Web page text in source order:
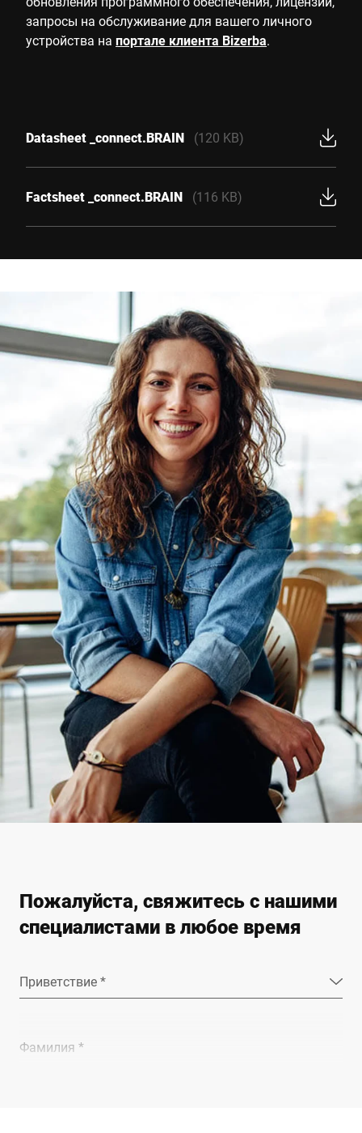
запросы на обслуживание для вашего личного
устройства на портале клиента Bizerba.
Datasheet _connect.BRAIN (120 KB)
Factsheet _connect.BRAIN (116 KB)
Пожалуйста, свяжитесь с нашими
специалистами в любое время
Приветствие *
Фамилия *